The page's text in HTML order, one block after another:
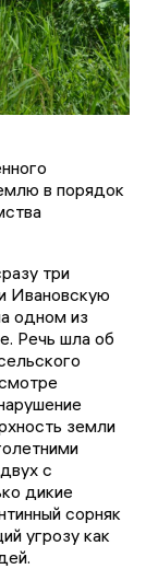
в порядок
три
Ивановскую
одном из
Речь шла об
земли
с
дикие
сорняк
угрозу как